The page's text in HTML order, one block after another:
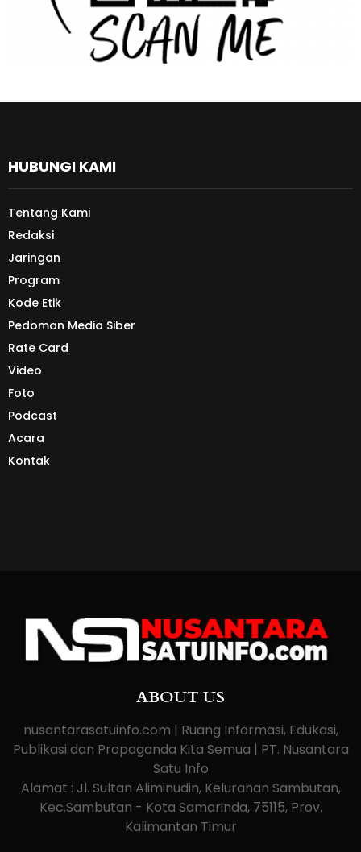
HUBUNGI KAMI
Tentang Kami
Redaksi
Jaringan
Program
Kode Etik
Pedoman Media Siber
Rate Card
Video
Foto
Podcast
Acara
Kontak
ABOUT US
nusantarasatuinfo.com | Ruang Informasi, Edukasi,
Publikasi dan Propaganda Kita Semua | PT. Nusantara
Satu Info
Alamat : Jl. Sultan Aliminudin, Kelurahan Sambutan,
Kec.Sambutan - Kota Samarinda, 75115, Prov.
Kalimantan Timur